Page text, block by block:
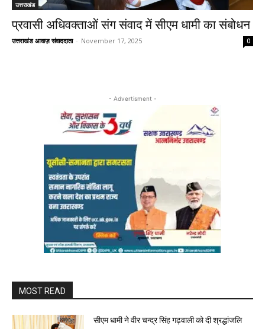
उत्तराखंड
प्रवासी अधिवक्ताओं संग संवाद में सीएम धामी का संबोधन
उत्तराखंड आवाज़ संवाददाता - November 17, 2025 0
- Advertisment -
MOST READ
सीएम धामी ने वीर चन्द्र सिंह गढ़वाली को दी श्रद्धांजलि